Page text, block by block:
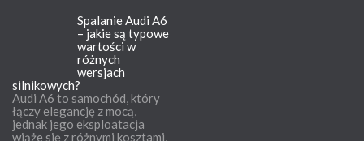
Spalanie Audi A6
– jakie są typowe
wartości w
różnych
wersjach
silnikowych?
Audi A6 to samochód, który
łączy elegancję z mocą,
jednak jego eksploatacja
wiąże się z różnymi kosztami,